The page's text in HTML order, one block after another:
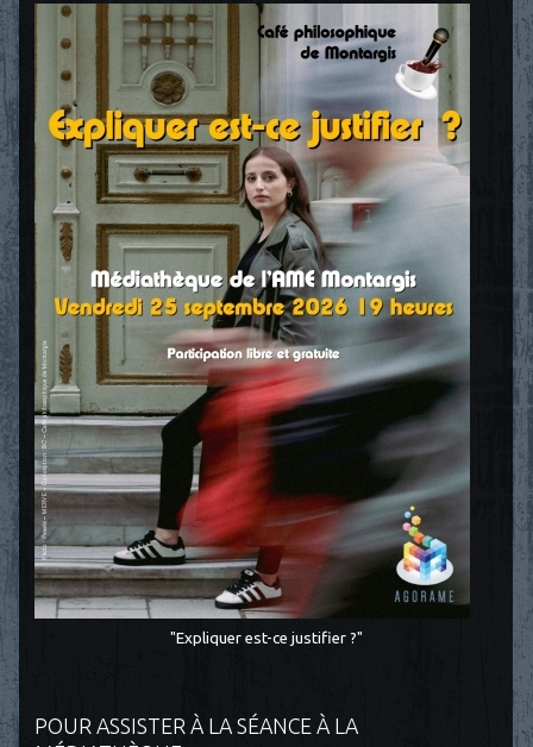
"Expliquer est-ce justifier ?"
POUR ASSISTER À LA SÉANCE À LA